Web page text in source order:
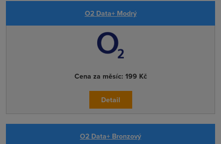
O2 Data+ Modrý
Cena za měsíc: 199 Kč
Detail
O2 Data+ Bronzový